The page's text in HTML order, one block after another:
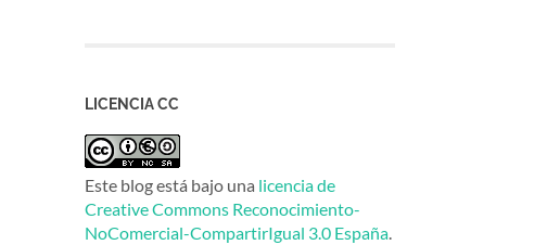
LICENCIA CC
Este blog está bajo una licencia de
Creative Commons Reconocimiento-
NoComercial-CompartirIgual 3.0 España.